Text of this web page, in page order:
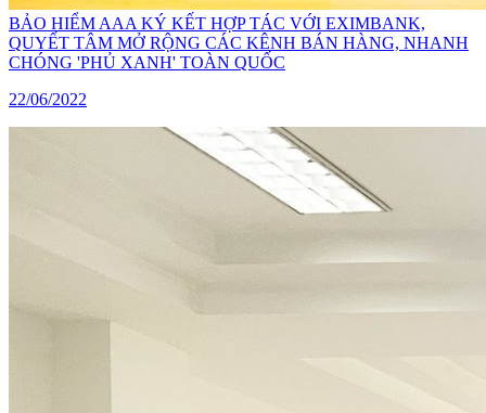
BẢO HIỂM AAA KÝ KẾT HỢP TÁC VỚI EXIMBANK,
QUYẾT TÂM MỞ RỘNG CÁC KÊNH BÁN HÀNG, NHANH
CHÓNG 'PHỦ XANH' TOÀN QUỐC
22/06/2022